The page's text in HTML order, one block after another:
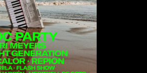
Akrila